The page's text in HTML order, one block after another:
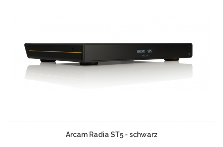
Arcam Radia ST5 - schwarz